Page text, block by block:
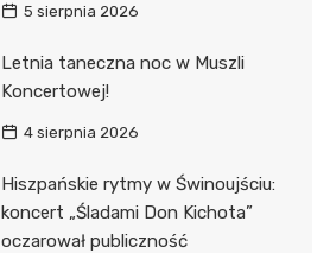
5 sierpnia 2026
Letnia taneczna noc w Muszli
Koncertowej!
4 sierpnia 2026
Hiszpańskie rytmy w Świnoujściu:
koncert „Śladami Don Kichota”
oczarował publiczność